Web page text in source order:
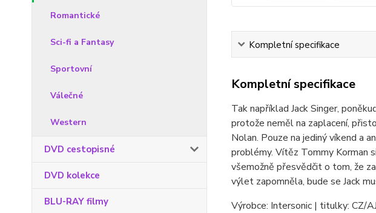
Romantické
Sci-fi a Fantasy
Sportovní
Válečné
Western
DVD cestopisné
DVD kolekce
BLU-RAY filmy
Kompletní specifikace
Kompletní specifikace
Tak například Jack Singer,
protože neměl na zaplacení,
Nolan. Pouze na jediný víkend a
problémy. Vítěz Tommy Korman
všemožně přesvědčit o tom, že
výlet zapomněla, bude se Jack
Výrobce: Intersonic | titulky: CZ/